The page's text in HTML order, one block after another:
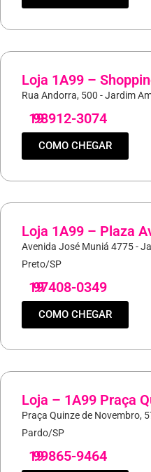
Loja 1A99 –
Rua Andorra, 500 - Jardim
19
98912-3074
COMO CHEGAR
Loja 1A99 – Plaza
Avenida José Muniá 4775 -
Preto/SP
19
97408-0349
COMO CHEGAR
Loja – 1A99 Praça
Praça Quinze de Novembro,
Pardo/SP
19
99865-9464